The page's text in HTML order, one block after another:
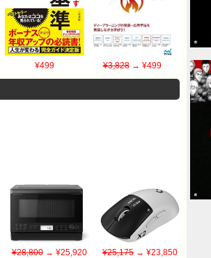
¥499 ¥3,828→ ¥499
¥28,800→ ¥25,920 ¥25,175→ ¥23,850